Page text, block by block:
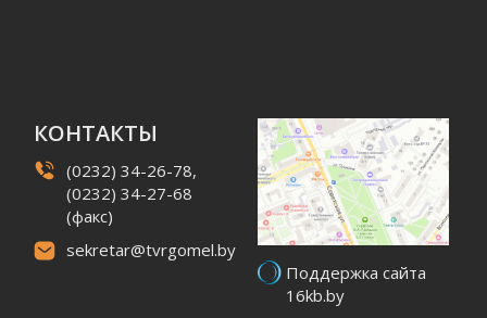
КОНТАКТЫ
(0232) 34-26-78,
(0232) 34-27-68
(факс)
sekretar@tvrgomel.by
Поддержка сайта
16kb.by